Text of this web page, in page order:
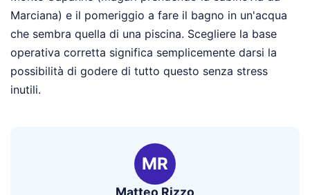
Marciana) e il pomeriggio a fare il bagno in un'acqua
che sembra quella di una piscina. Scegliere la base
operativa corretta significa semplicemente darsi la
possibilità di godere di tutto questo senza stress
inutili.
MR
Matteo Rizzo